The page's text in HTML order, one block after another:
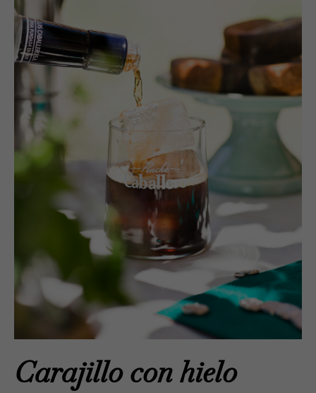
Carajillo con hielo